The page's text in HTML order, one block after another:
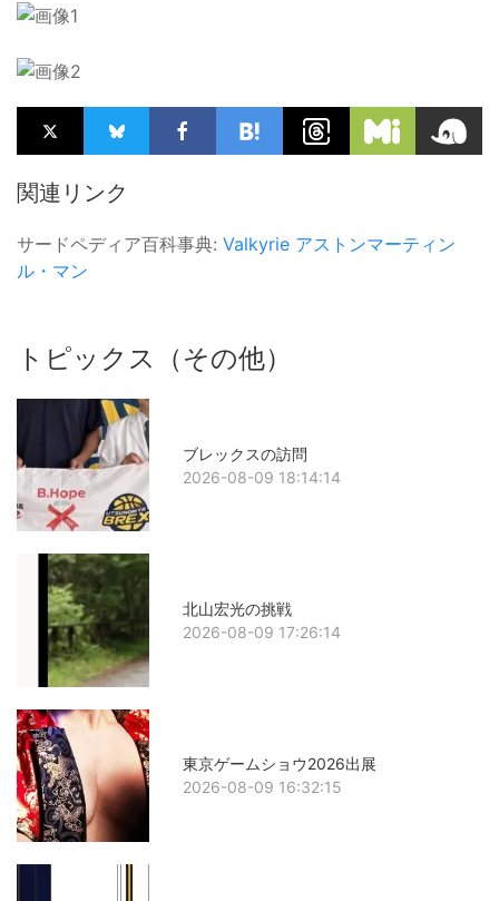
関連リンク
サードペディア百科事典: Valkyrie アストンマーティン
ル・マン
トピックス（その他）
ブレックスの訪問
2026-08-09 18:14:14
北山宏光の挑戦
2026-08-09 17:26:14
東京ゲームショウ2026出展
2026-08-09 16:32:15